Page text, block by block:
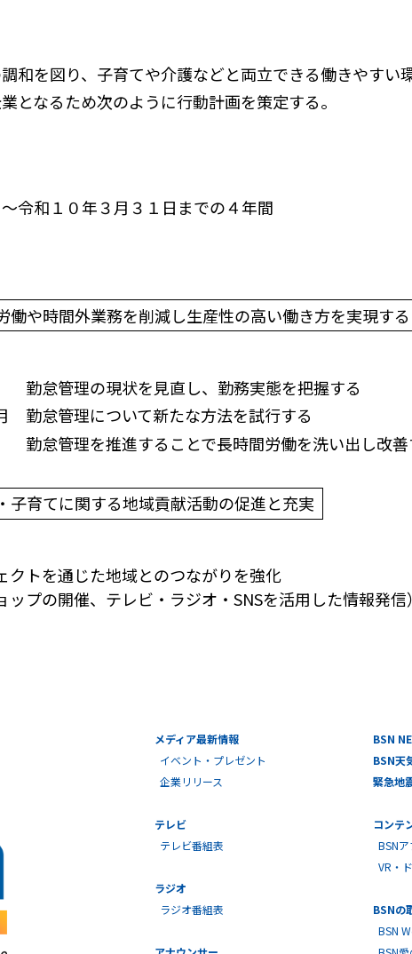
和を図り、子育てや介護などと両立できる働きやすい
となるため次のように行動計画を策定する。
令和１０年３月３１日までの４年間
働や時間外業務を削減し生産性の高い働き方を実現する
勤怠管理の現状を見直し、勤務実態を把握する
勤怠管理について新たな方法を試行する
勤怠管理を推進することで長時間労働を洗い出し改善
子育てに関する地域貢献活動の促進と充実
トを通じた地域とのつながりを強化
ップの開催、テレビ・ラジオ・SNSを活用した情報発信）
メディア最新情報
イベント・プレゼント
企業リリース
テレビ
テレビ番組表
ラジオ
ラジオ番組表
BSN
BSN天
緊急地
コンテ
BSNア
VR・
BSNの
BSN